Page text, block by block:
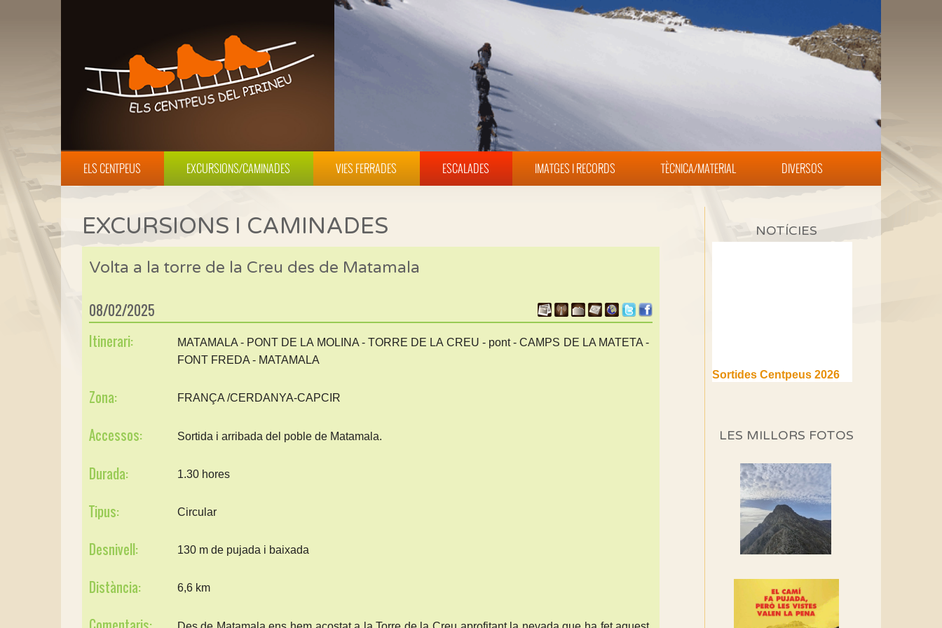
ELS CENTPEUS EXCURSIONS/CAMINADES VIES FERRADES ESCALADES IMATGES I RECORDS TÈCNICA/MATERIAL DIVERSOS
EXCURSIONS I CAMINADES
Volta a la torre de la Creu des de Matamala
08/02/2025
Itinerari:
MATAMALA - PONT DE LA MOLINA - TORRE DE LA CREU - pont - CAMPS DE LA MATETA -
FONT FREDA - MATAMALA
Zona: FRANÇA /CERDANYA-CAPCIR
Accessos: Sortida i arribada del poble de Matamala.
Durada: 1.30 hores
Tipus: Circular
Desnivell: 130 m de pujada i baixada
Distància: 6,6 km
NOTÍCIES
(1a part)
Si no podem caminar,
alguna cosa hem de fer...
Els Centpeus signen el
Manifest a favor dels
Camins Vells
associació adhereix-te al
manifest!
LES MILLORS FOTOS